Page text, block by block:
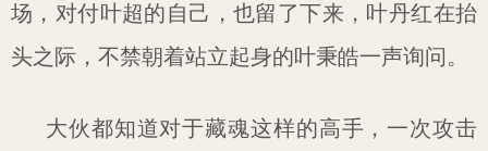
场，对付叶超的自己，也留了下来，叶丹红在抬
头之际，不禁朝着站立起身的叶秉皓一声询问。
大伙都知道对于藏魂这样的高手，一次攻击